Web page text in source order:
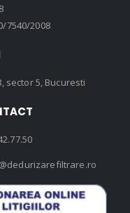
7540/2008
sector 5, Bucuresti